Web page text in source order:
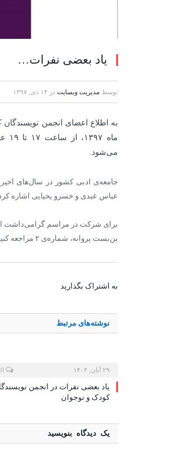
یاد بعضی نفرات…
توسط مدیریت وبسایت در ۱۴ دی, ۱۳۹۷
به اطلاع اعضای انجمن
می‌شود.
جامعه‌ی ادبی کشور در سال‌های
عباس عبدی و خسرو یحیایی اشاره
برای شرکت در مراسم گرامی‌داشت
بن‌بست پروانه، شماره‌ی ۲ مراجعه کنید.
به اشتراک بگذارید
نوشته‌های مرتبط
۲۹ آبان, ۱۴۰۴
یاد بعضی نفرات در انجمن
کودک و نوجوان
یک دیدگاه بنویسید